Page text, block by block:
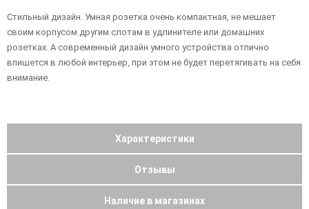
Стильный дизайн. Умная розетка очень компактная, не мешает
своим корпусом другим слотам в удлинителе или домашних
розетках. А современный дизайн умного устройства отлично
впишется в любой интерьер, при этом не будет перетягивать на себя
внимание.
Характеристики
Отзывы
Наличие в магазинах